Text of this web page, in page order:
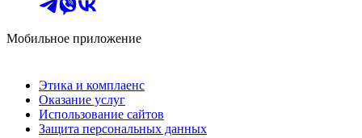
Мобильное приложение
Этика и комплаенс
Оказание услуг
Использование сайтов
Защита персональных данных